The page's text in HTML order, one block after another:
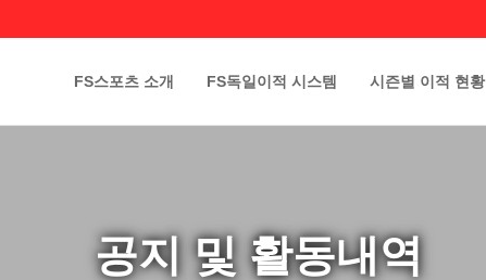
FS스포츠 소개 FS독일이적 시스템 시즌별 이적 현황
공지 및 활동내역